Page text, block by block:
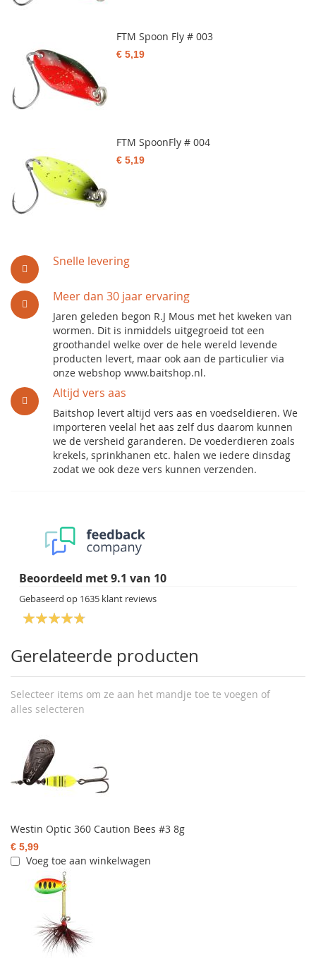
Snelle levering
Meer dan 30 jaar ervaring
Jaren geleden begon R.J Mous met het kweken van
wormen. Dit is inmiddels uitgegroeid tot een
groothandel welke over de hele wereld levende
producten levert, maar ook aan de particulier via
onze webshop www.baitshop.nl.
Altijd vers aas
Baitshop levert altijd vers aas en voedseldieren. We
importeren veelal het aas zelf dus daarom kunnen
we de versheid garanderen. De voederdieren zoals
krekels, sprinkhanen etc. halen we iedere dinsdag
zodat we ook deze vers kunnen verzenden.
Beoordeeld met9.1 van 10
Gebaseerd op 1635 klant reviews
Gerelateerde producten
Selecteer items om ze aan het mandje toe te voegen of
alles selecteren
Westin Optic 360 Caution Bees #3 8g
€ 5,99
Voeg toe aan winkelwagen
FTM Spoon Fly # 003
€ 5,19
FTM SpoonFly # 004
€ 5,19